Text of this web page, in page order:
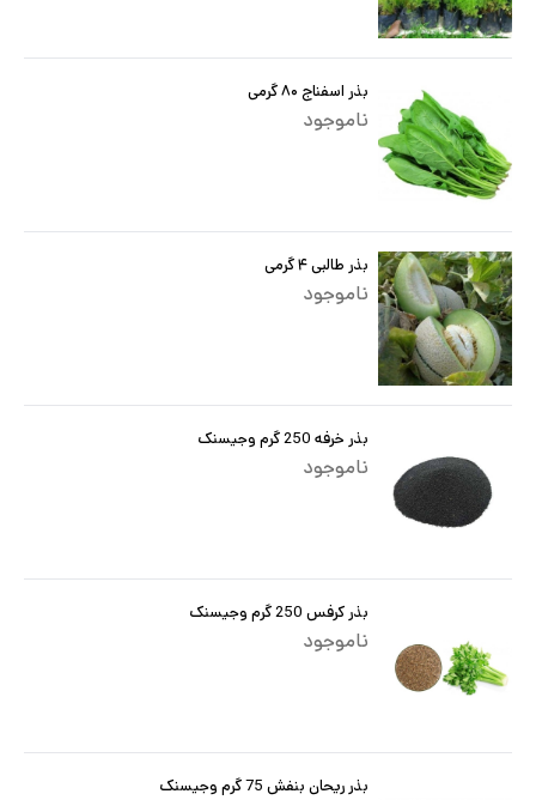
بذر اسفناج ۸۰ گرمی
ناموجود
بذر طالبی ۴ گرمی
ناموجود
بذر خرفه 250 گرم وجیسنک
ناموجود
بذر کرفس 250 گرم وجیسنک
ناموجود
بذر ریحان بنفش 75 گرم وجیسنک